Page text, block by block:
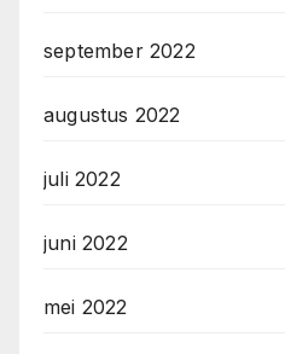
september 2022
augustus 2022
juli 2022
juni 2022
mei 2022